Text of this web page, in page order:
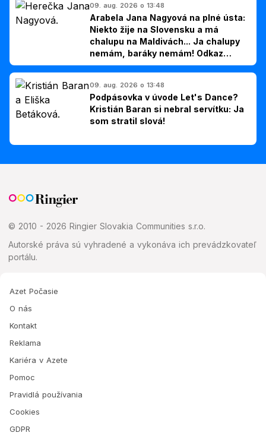
09. aug. 2026 o 13:48
Arabela Jana Nagyová na plné ústa:
Niekto žije na Slovensku a má
chalupu na Maldivách... Ja chalupy
nemám, baráky nemám! Odkaz
Slovákom
09. aug. 2026 o 13:48
Podpásovka v úvode Let's Dance?
Kristián Baran si nebral servítku: Ja
som stratil slová!
© 2010 - 2026 Ringier Slovakia Communities s.r.o.
Autorské práva sú vyhradené a vykonáva ich prevádzkovateľ
portálu.
Azet Počasie
O nás
Kontakt
Reklama
Kariéra v Azete
Pomoc
Pravidlá používania
Cookies
GDPR